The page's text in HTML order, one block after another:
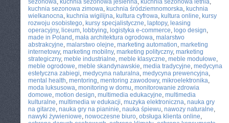
sezonowa, kuchnia sezonowa jesienna, kuchnia sezonowa letnia,
kuchnia sezonowa zimowa, kuchnia śródziemnomorska, kuchnia
wielkanocna, kuchnia wigilijna, kultura cyfrowa, kultura online, kursy
rozwoju osobistego, kursy specjalistyczne, laptopy, leasing
operacyjny, liceum, lobbying, logistyka e-commerce, logo design,
made in Poland , mała architektura ogrodowa, malarstwo
abstrakcyjne, malarstwo olejne, marketing automation, marketing
internetowy, marketing mobilny, marketing polityczny, marketing
strategiczny, meble industrialne, meble klasyczne, meble modułowe,
meble ogrodowe, meble skandynawskie, media tradycyjne, medycyna
estetyczna zabiegi, medycyna naturalna, medycyna prewencyjna,
mental health, mentoring, mentoring zawodowy, mikroelektronika,
moda luksusowa, monitoring w domu, monitorowanie zdrowia
domowe, motion design, multimedia edukacyjne, multimedia
kulturalne, multimedia w edukacji, muzyka elektroniczna, nauka gry
na gitarze, nauka gry na pianinie, nauka śpiewu, nawozy naturalne,
nawyki żywieniowe, nowoczesne biuro, obsługa klienta online,